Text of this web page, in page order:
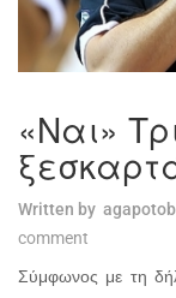
«Ναι»
Written by
comment
Σύμφωνος με τη